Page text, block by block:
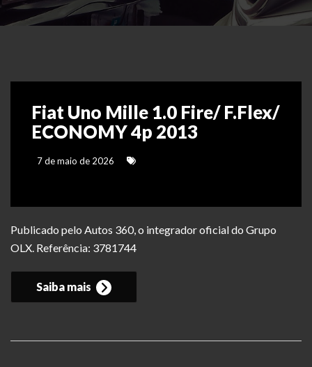
Fiat Uno Mille 1.0 Fire/ F.Flex/
ECONOMY 4p 2013
7 de maio de 2026
Publicado pelo Autos 360, o integrador oficial do Grupo
OLX. Referência: 3781744
Saiba mais